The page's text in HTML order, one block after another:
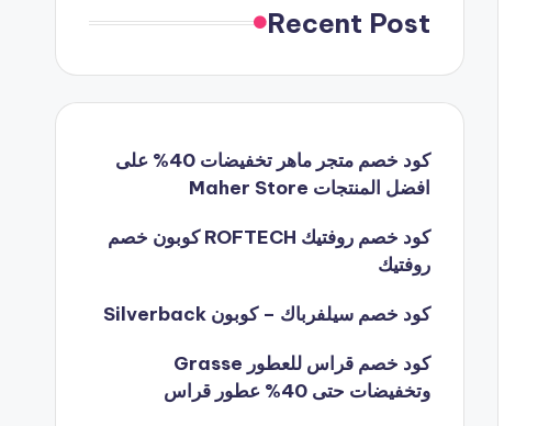
Recent Post
كود خصم متجر ماهر تخفيضات 40% على
افضل المنتجات Maher Store
كود خصم روفتيك ROFTECH كوبون خصم
روفتيك
كود خصم سيلفرباك – كوبون Silverback
كود خصم قراس للعطور Grasse
وتخفيضات حتى 40% عطور قراس